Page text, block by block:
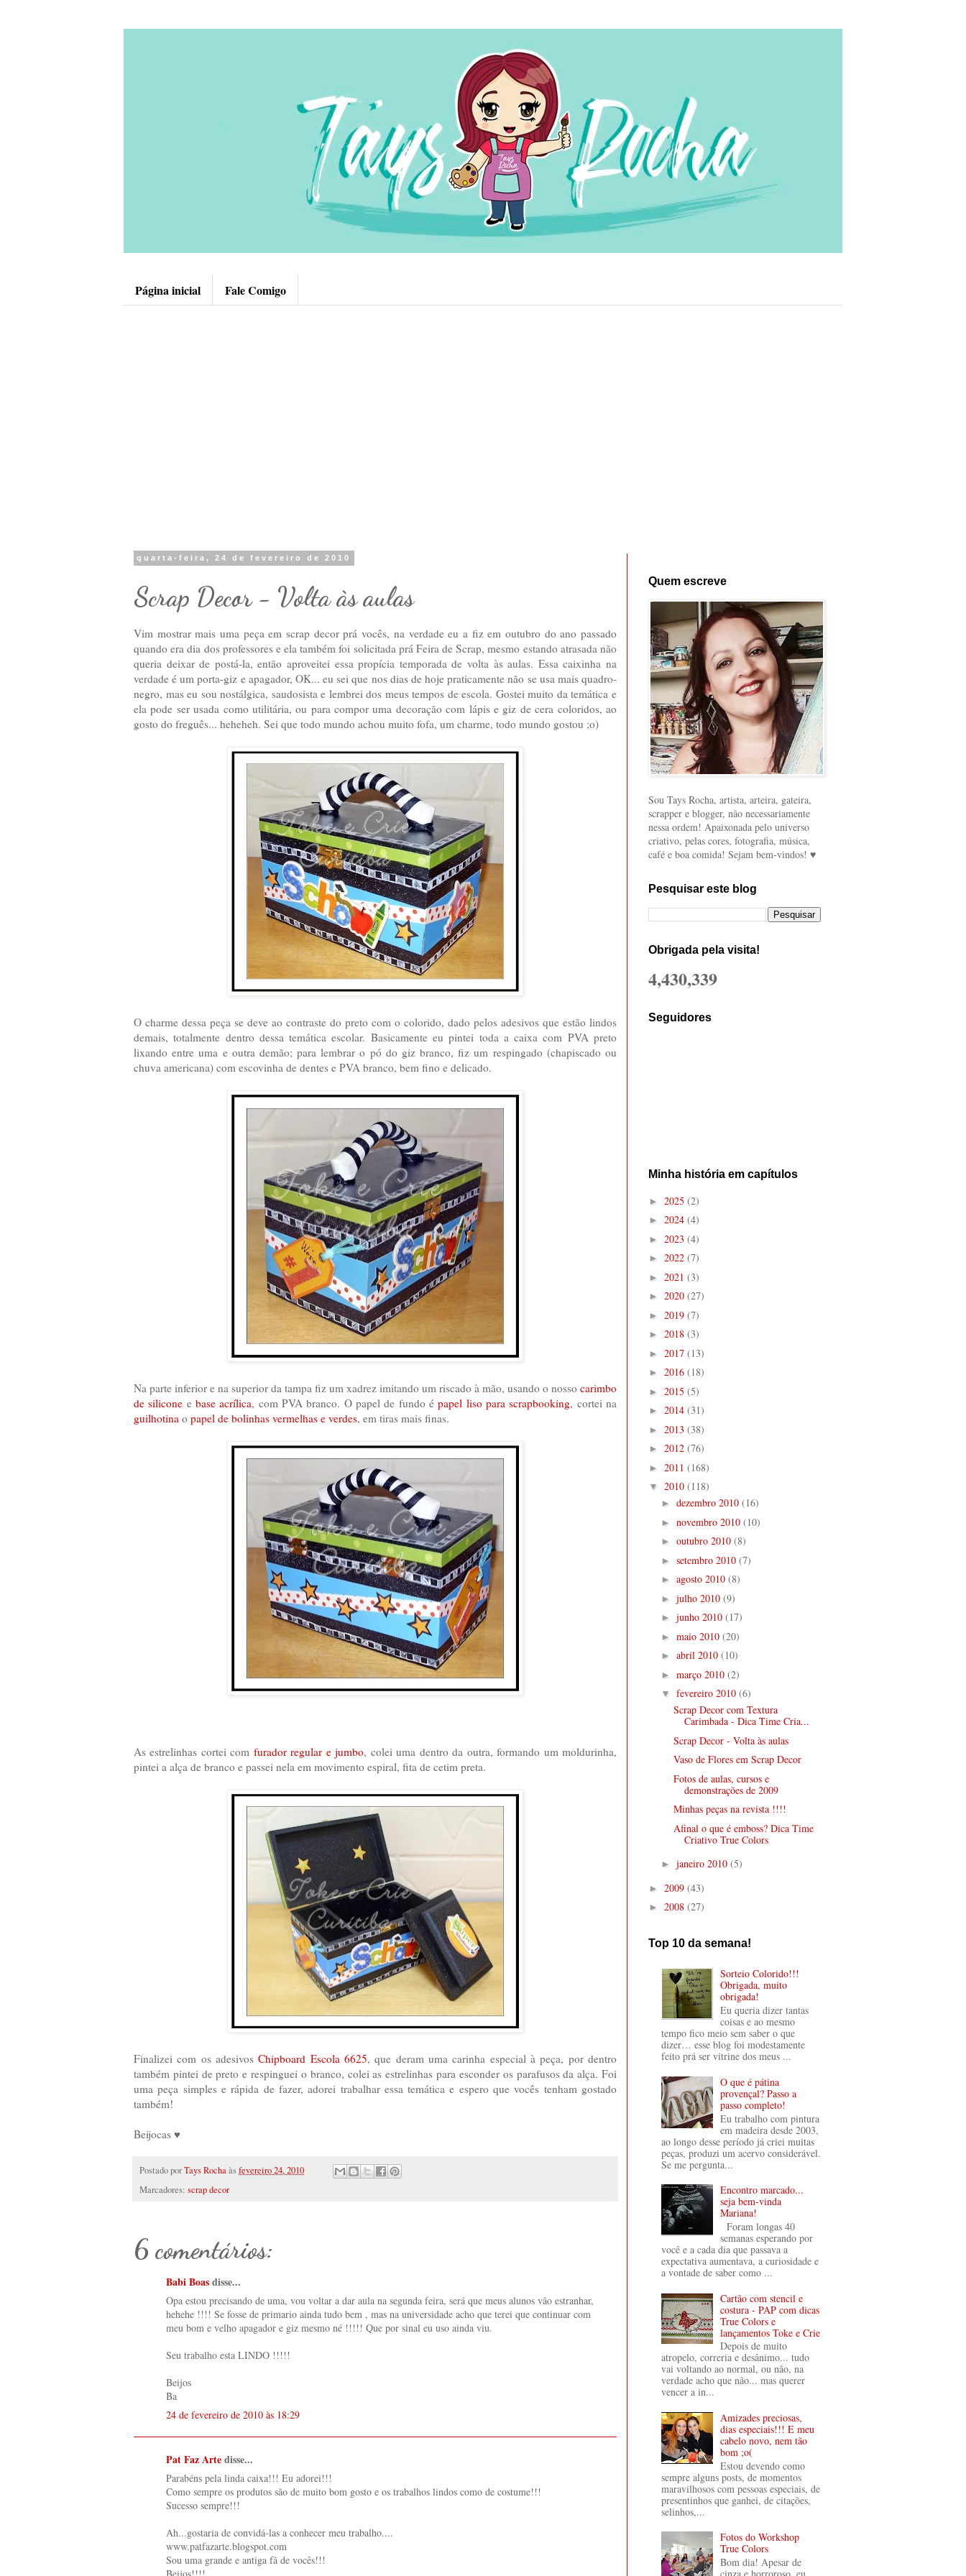
Página inicial Fale Comigo
quarta-feira, 24 de fevereiro de 2010
Scrap Decor - Volta às aulas
Vim mostrar mais uma peça em scrap decor prá vocês, na verdade eu a fiz em outubro do ano passado
quando era dia dos professores e ela também foi solicitada prá Feira de Scrap, mesmo estando atrasada não
queria deixar de postá-la, então aproveitei essa propícia temporada de volta às aulas. Essa caixinha na
verdade é um porta-giz e apagador, OK... eu sei que nos dias de hoje praticamente não se usa mais quadro-
negro, mas eu sou nostálgica, saudosista e lembrei dos meus tempos de escola. Gostei muito da temática e
ela pode ser usada como utilitária, ou para compor uma decoração com lápis e giz de cera coloridos, ao
gosto do freguês... heheheh. Sei que todo mundo achou muito fofa, um charme, todo mundo gostou ;o)
O charme dessa peça se deve ao contraste do preto com o colorido, dado pelos adesivos que estão lindos
demais, totalmente dentro dessa temática escolar. Basicamente eu pintei toda a caixa com PVA preto
lixando entre uma e outra demão; para lembrar o pó do giz branco, fiz um respingado (chapiscado ou
chuva americana) com escovinha de dentes e PVA branco, bem fino e delicado.
Na parte inferior e na superior da tampa fiz um xadrez imitando um riscado à mão, usando o nosso carimbo
de silicone ebase acrílica, com PVA branco. O papel de fundo épapel liso para scrapbooking, cortei na
guilhotina o papel de bolinhas vermelhas e verdes, em tiras mais finas.
As estrelinhas cortei com furador regular e jumbo, colei uma dentro da outra, formando um moldurinha,
pintei a alça de branco e passei nela em movimento espiral, fita de cetim preta.
Finalizei com os adesivosChipboard Escola 6625, que deram uma carinha especial à peça, por dentro
também pintei de preto e respinguei o branco, colei as estrelinhas para esconder os parafusos da alça. Foi
uma peça simples e rápida de fazer, adorei trabalhar essa temática e espero que vocês tenham gostado
também!
Beijocas ♥
Postado porTays Rochaàsfevereiro 24, 2010
Marcadores: scrap decor
6 comentários:
Babi Boasdisse...
Opa estou precisando de uma, vou voltar a dar aula na segunda feira, será que meus alunos vão estranhar,
hehehe !!!! Se fosse de primario ainda tudo bem , mas na universidade acho que terei que continuar com
meu bom e velho apagador e giz mesmo né !!!!! Que por sinal eu uso ainda viu.
Seu trabalho esta LINDO !!!!!
Beijos
Ba
24 de fevereiro de 2010 às 18:29
Pat Faz Artedisse...
Parabéns pela linda caixa!!! Eu adorei!!!
Como sempre os produtos são de muito bom gosto e os trabalhos lindos como de costume!!!
Sucesso sempre!!!
Ah...gostaria de convidá-las a conhecer meu trabalho....
www.patfazarte.blogspot.com
Sou uma grande e antiga fã de vocês!!!
Quem escreve
Sou Tays Rocha, artista, arteira, gateira,
scrapper e blogger, não necessariamente
nessa ordem! Apaixonada pelo universo
criativo, pelas cores, fotografia, música,
café e boa comida! Sejam bem-vindos! ♥
Pesquisar este blog
Obrigada pela visita!
4,430,339
Seguidores
Minha história em capítulos
► 2025 (2)
► 2024 (4)
► 2023 (4)
► 2022 (7)
► 2021 (3)
► 2020 (27)
► 2019 (7)
► 2018 (3)
► 2017 (13)
► 2016 (18)
► 2015 (5)
► 2014 (31)
► 2013 (38)
► 2012 (76)
► 2011 (168)
▼ 2010 (118)
► dezembro 2010 (16)
► novembro 2010 (10)
► outubro 2010 (8)
► setembro 2010 (7)
► agosto 2010 (8)
► julho 2010 (9)
► junho 2010 (17)
► maio 2010 (20)
► abril 2010 (10)
► março 2010 (2)
▼ fevereiro 2010 (6)
Scrap Decor com Textura
Carimbada - Dica Time Cria...
Scrap Decor - Volta às aulas
Vaso de Flores em Scrap Decor
Fotos de aulas, cursos e
demonstrações de 2009
Minhas peças na revista !!!!
Afinal o que é emboss? Dica Time
Criativo True Colors
► janeiro 2010 (5)
► 2009 (43)
► 2008 (27)
Top 10 da semana!
Sorteio Colorido!!!
Obrigada, muito
obrigada!
Eu queria dizer tantas
coisas e ao mesmo
tempo fico meio sem saber o que
dizer… esse blog foi modestamente
feito prá ser vitrine dos meus ...
O que é pátina
provençal? Passo a
passo completo!
Eu trabalho com pintura
em madeira desde 2003,
ao longo desse período já criei muitas
peças, produzi um acervo considerável.
Se me pergunta...
Encontro marcado...
seja bem-vinda
Mariana!
Foram longas 40
semanas esperando por
você e a cada dia que passava a
expectativa aumentava, a curiosidade e
a vontade de saber como ...
Cartão com stencil e
costura - PAP com dicas
True Colors e
lançamentos Toke e Crie
Depois de muito
atropelo, correria e desânimo... tudo
vai voltando ao normal, ou não, na
verdade acho que não... mas querer
vencer a in...
Amizades preciosas,
dias especiais!!! E meu
cabelo novo, nem tão
bom ;o(
Estou devendo como
sempre alguns posts, de momentos
maravilhosos com pessoas especiais, de
presentinhos que ganhei, de citações,
selinhos,...
Fotos do Workshop
True Colors
Bom dia! Apesar de